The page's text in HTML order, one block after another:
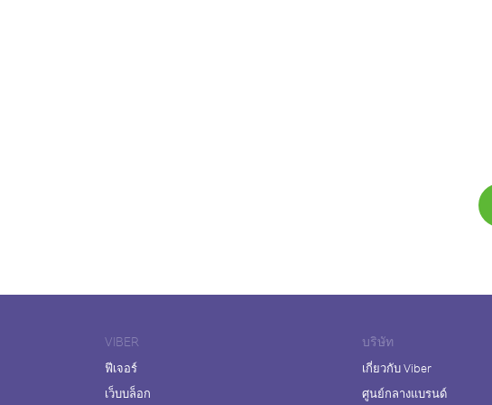
VIBER
ฟีเจอร์
เว็บบล็อก
บริษัท
เกี่ยวกับ Viber
ศูนย์กลางแบรนด์